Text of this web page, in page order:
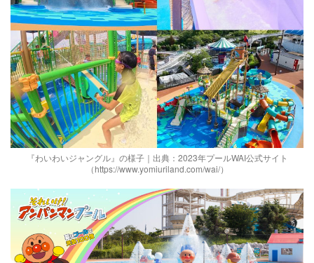
『わいわいジャングル』の様子｜出典：2023年プールWAI公式サイト
（https://www.yomiuriland.com/wai/）